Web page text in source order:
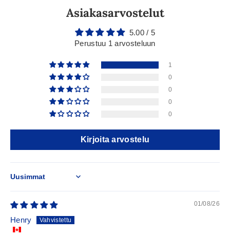
Asiakasarvostelut
5.00 / 5
Perustuu 1 arvosteluun
1
0
0
0
0
Kirjoita arvostelu
Sort by
01/08/26
Henry